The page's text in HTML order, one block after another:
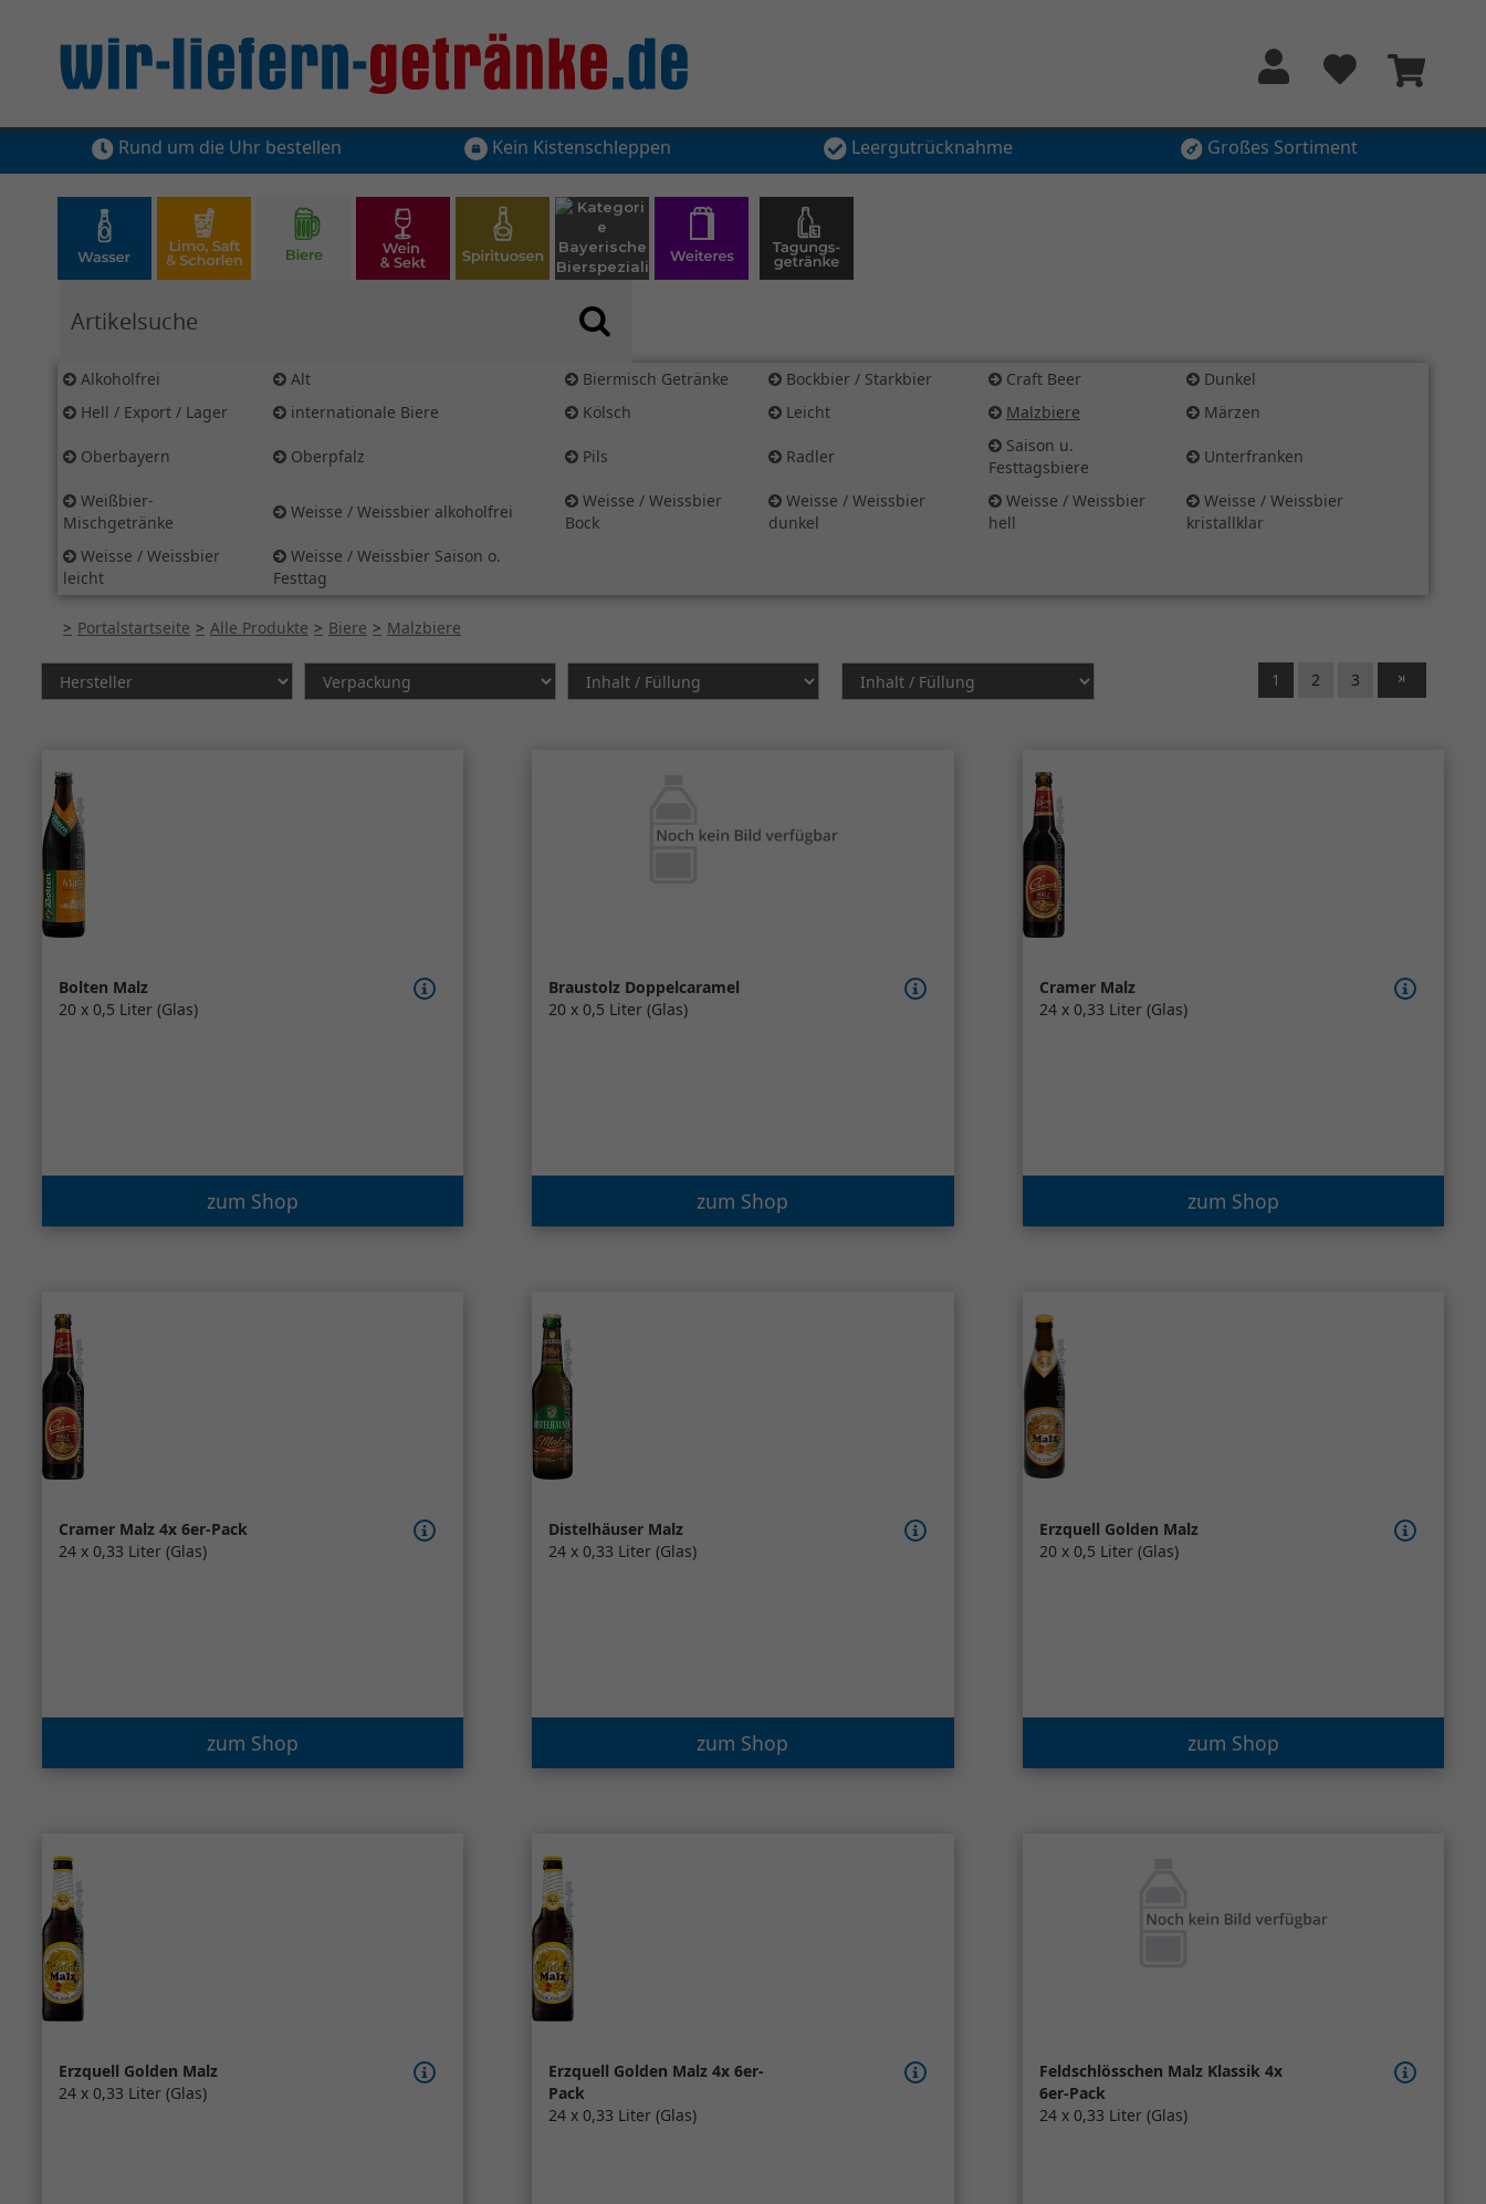
Rund um die Uhr bestellen Kein Kistenschleppen Leergutrücknahme Großes Sortiment
Alkoholfrei Alt Biermisch Getränke Bockbier / Starkbier Craft Beer
Dunkel
Hell / Export / Lager
internationale Biere Kölsch Leicht Malzbiere Märzen
Oberbayern Oberpfalz Pils Radler
Saison u.
Festtagsbiere
Unterfranken
Weißbier-
Mischgetränke
Weisse / Weissbier alkoholfrei
Weisse / Weissbier
Bock
Weisse / Weissbier
dunkel
Weisse / Weissbier
hell
Weisse / Weissbier
kristallklar
Weisse / Weissbier
leicht
Weisse / Weissbier Saison o.
Festtag
Portalstartseite Alle Produkte Biere Malzbiere
1 2 3
Bolten Malz
20 x 0,5 Liter (Glas)
zum Shop
Braustolz Doppelcaramel
20 x 0,5 Liter (Glas)
zum Shop
Cramer Malz
24 x 0,33 Liter (Glas)
zum Shop
Cramer Malz 4x 6er-Pack
24 x 0,33 Liter (Glas)
zum Shop
Distelhäuser Malz
24 x 0,33 Liter (Glas)
zum Shop
Erzquell Golden Malz
20 x 0,5 Liter (Glas)
zum Shop
Erzquell Golden Malz
24 x 0,33 Liter (Glas)
Erzquell Golden Malz 4x 6er-
Pack
24 x 0,33 Liter (Glas)
Feldschlösschen Malz Klassik 4x
6er-Pack
24 x 0,33 Liter (Glas)